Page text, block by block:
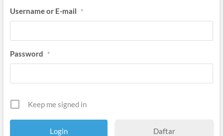
Username or E-mail *
Password *
Keep me signed in
Daftar